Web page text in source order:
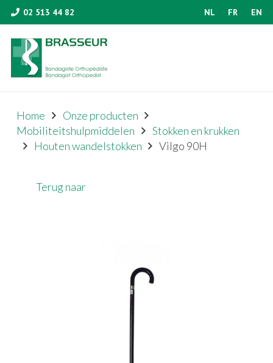
02 513 44 82 NL FR EN
Home
Onze producten
Mobiliteitshulpmiddelen
Stokken en krukken
Houten wandelstokken
Vilgo 90H
Terug naar